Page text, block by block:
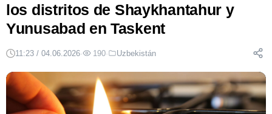
los distritos de Shaykhantahur y
Yunusabad en Taskent
11:23 / 04.06.2026· 190· Uzbekistán